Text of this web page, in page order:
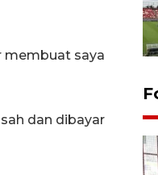
membuat saya
dan dibayar